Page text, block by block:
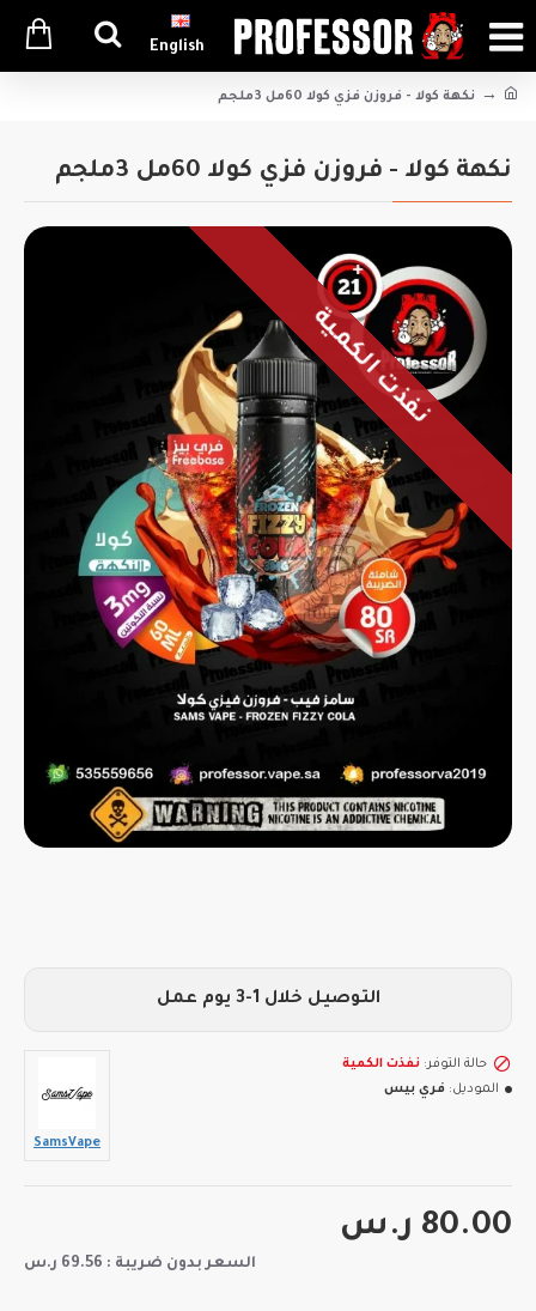
English
نكهة كولا - فروزن فزي كولا 60مل 3ملجم
نكهة كولا - فروزن فزي كولا 60مل 3ملجم
نفذت الكمية
80.00 ر.س
السعر بدون ضريبة : 69.56 ر.س
حالة التوفر: نفذت الكمية
الموديل: فري بيس
SamsVape
التوصيل خلال 1-3 يوم عمل